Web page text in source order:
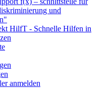
und
HilfT - Schnelle Hilfen in
anmelden